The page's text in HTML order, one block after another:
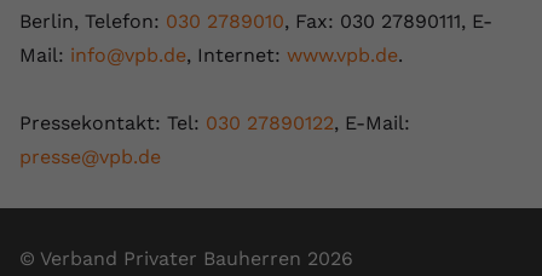
Berlin, Telefon: 030 2789010, Fax: 030 27890111, E-
Mail: info@vpb.de, Internet: www.vpb.de.
Pressekontakt: Tel: 030 27890122, E-Mail:
presse@vpb.de
© Verband Privater Bauherren 2026
Laufzeit Session
YouTube setzt diesen Cookie, um die
speichern, der eingebettete YouTube-